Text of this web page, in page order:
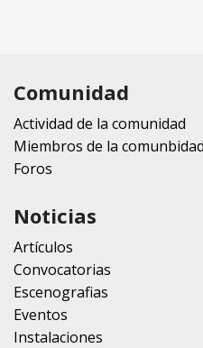
Comunidad
Actividad de la comunidad
Miembros de la comunbidad
Foros
Noticias
Artículos
Convocatorias
Escenografias
Eventos
Instalaciones